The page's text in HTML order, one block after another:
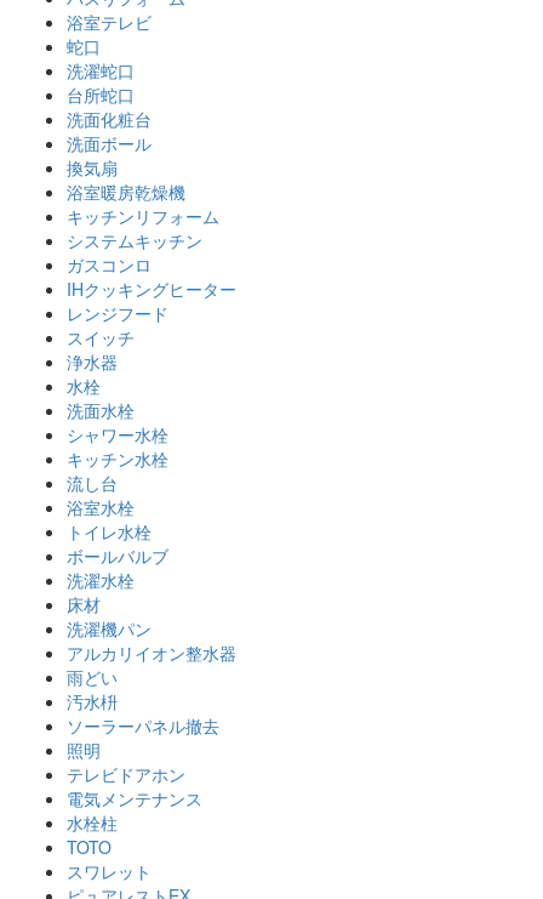
浴室テレビ
蛇口
洗濯蛇口
台所蛇口
洗面化粧台
洗面ボール
換気扇
浴室暖房乾燥機
キッチンリフォーム
システムキッチン
ガスコンロ
IHクッキングヒーター
レンジフード
スイッチ
浄水器
水栓
洗面水栓
シャワー水栓
キッチン水栓
流し台
浴室水栓
トイレ水栓
ボールバルブ
洗濯水栓
床材
洗濯機パン
アルカリイオン整水器
雨どい
汚水枡
ソーラーパネル撤去
照明
テレビドアホン
電気メンテナンス
水栓柱
TOTO
スワレット